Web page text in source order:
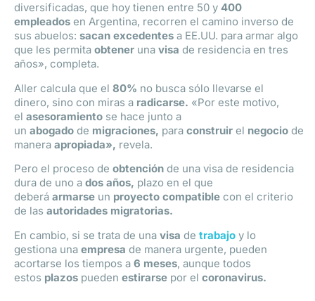
diversificadas, que hoy tienen entre 50 y 400
empleados en Argentina, recorren el camino inverso de
sus abuelos: sacan excedentes a EE.UU. para armar algo
que les permita obtener una visa de residencia en tres
años», completa.
Aller calcula que el 80% no busca sólo llevarse el
dinero, sino con miras a radicarse. «Por este motivo,
el asesoramiento se hace junto a
un abogado de migraciones, para construir el negocio de
manera apropiada», revela.
Pero el proceso de obtención de una visa de residencia
dura de uno a dos años, plazo en el que
deberá armarse un proyecto compatible con el criterio
de las autoridades migratorias.
En cambio, si se trata de una visa de trabajo y lo
gestiona una empresa de manera urgente, pueden
acortarse los tiempos a 6 meses, aunque todos
estos plazos pueden estirarse por el coronavirus.